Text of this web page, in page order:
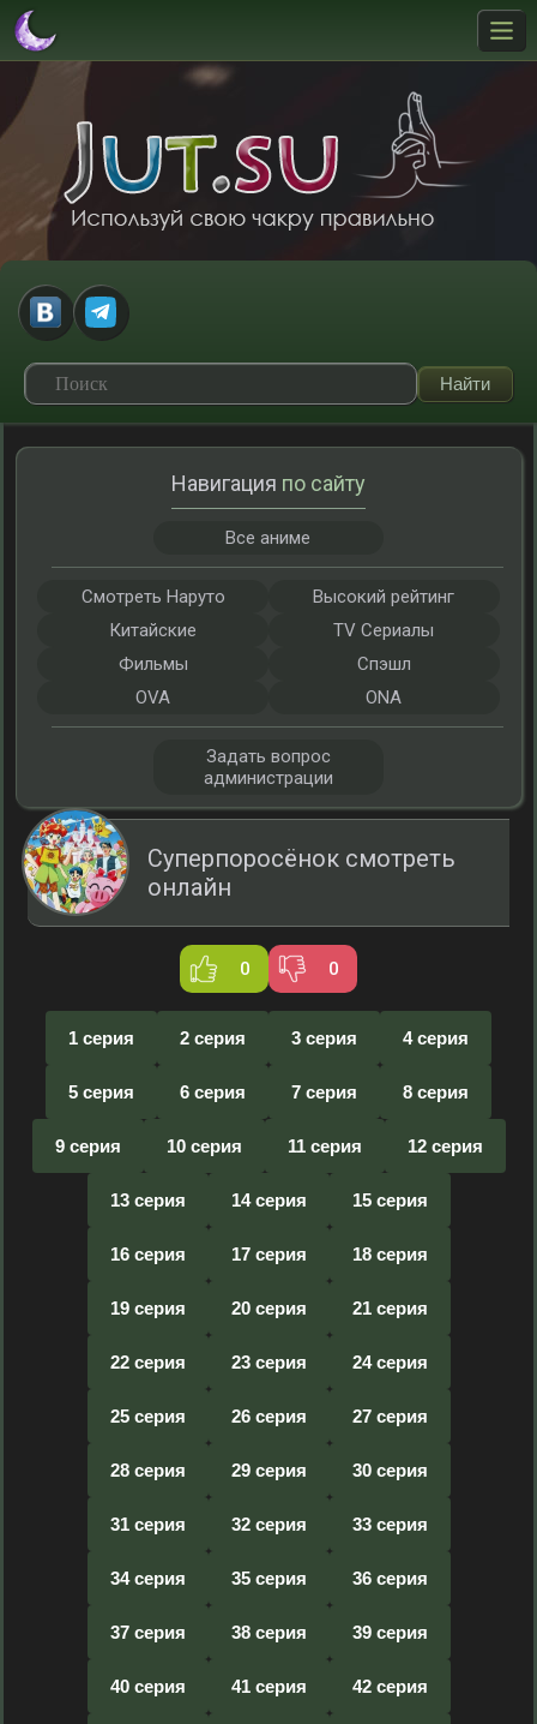
Суперпоросёнок смотреть
онлайн
0 0
1 серия 2 серия 3 серия 4 серия
5 серия 6 серия 7 серия 8 серия
9 серия 10 серия 11 серия 12 серия
13 серия 14 серия 15 серия
16 серия 17 серия 18 серия
19 серия 20 серия 21 серия
22 серия 23 серия 24 серия
25 серия 26 серия 27 серия
28 серия 29 серия 30 серия
31 серия 32 серия 33 серия
34 серия 35 серия 36 серия
37 серия 38 серия 39 серия
40 серия 41 серия 42 серия
Навигация по сайту
Все аниме
Смотреть Наруто
Высокий рейтинг
Китайские
TV Сериалы
Фильмы
Спэшл
OVA
ONA
Задать вопрос
администрации